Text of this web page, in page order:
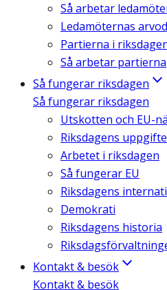
Så arbetar
Ledamöternas
Partierna i
Så arbetar partierna
Så fungerar riksdagen
Så fungerar riksdagen
Utskotten och EU-
Riksdagens
Arbetet i riksdagen
Så fungerar EU
Riksdagens
Demokrati
Riksdagens historia
Kontakt & besök
Kontakt & besök